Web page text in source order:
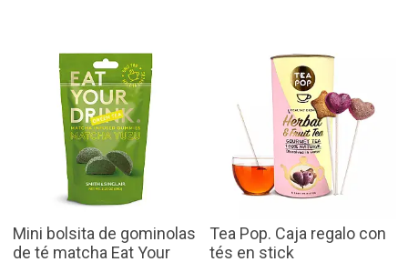
Mini bolsita de gominolas
de té matcha Eat Your
Tea Pop. Caja regalo con
tés en stick